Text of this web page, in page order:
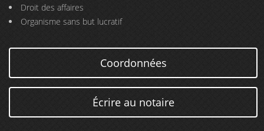
Droit des affaires
Organisme sans but lucratif
Coordonnées
Écrire au notaire